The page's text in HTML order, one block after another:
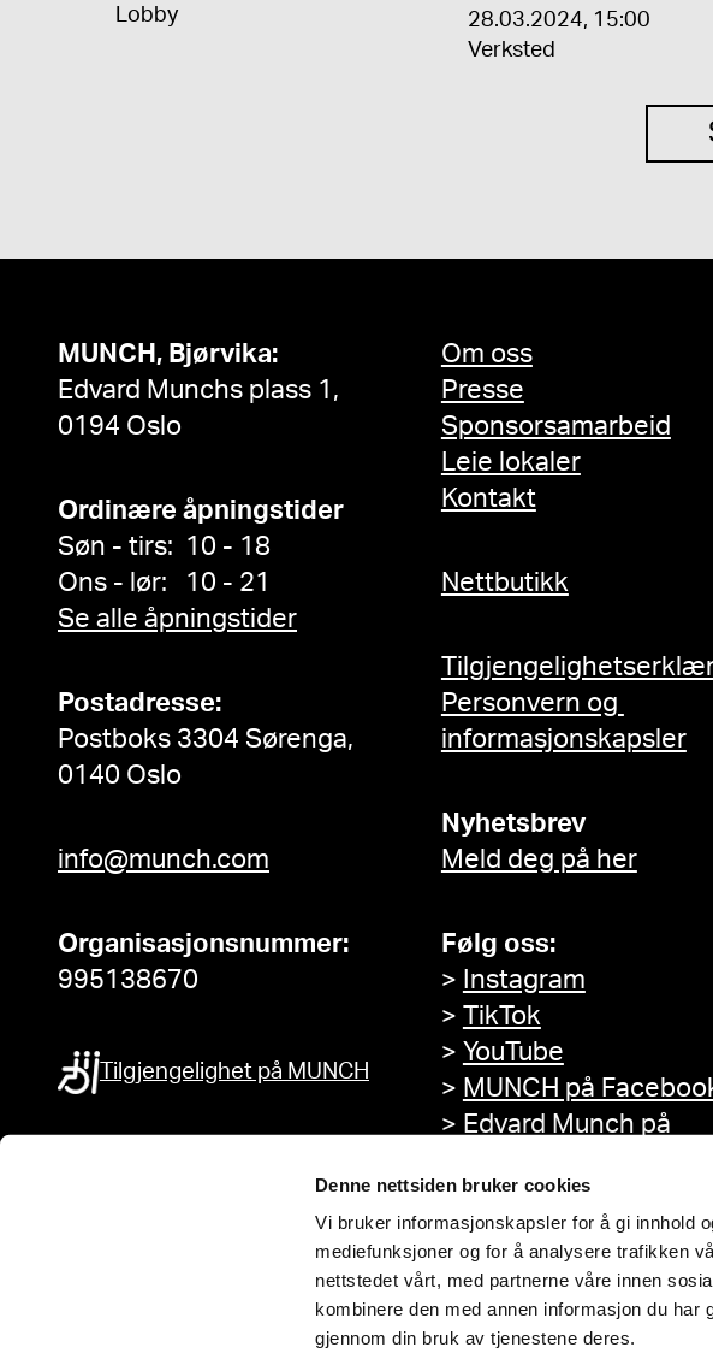
Denne nettsiden bruker cookies
Vi bruker informasjonskapsler for å gi innhold
mediefunksjoner og for å analysere trafikken
nettstedet vårt, med partnerne våre innen
kombinere den med annen informasjon du
gjennom din bruk av tjenestene deres.
Lobby
28.03.2024, 15:00
Verksted
MUNCH, Bjørvika:
Edvard Munchs plass 1,
0194 Oslo
Ordinære åpningstider
Søn - tirs: 10 - 18
Ons - lør: 10 - 21
Se alle åpningstider
Postadresse:
Postboks 3304 Sørenga,
0140 Oslo
info@munch.com
Organisasjonsnummer:
995138670
Tilgjengelighet på MUNCH
Om oss
Presse
Sponsorsamarbeid
Leie lokaler
Kontakt
Nettbutikk
Personvern og
informasjonskapsler
Nyhetsbrev
Meld deg på her
Følg oss:
> Instagram
> TikTok
> YouTube
> MUNCH på
> Edvard Munch på